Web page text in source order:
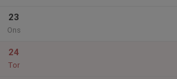
23
Ons
24
Tor